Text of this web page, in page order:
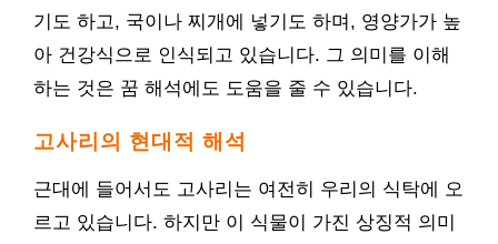
기도 하고, 국이나 찌개에 넣기도 하며, 영양가가 높
아 건강식으로 인식되고 있습니다. 그 의미를 이해
하는 것은 꿈 해석에도 도움을 줄 수 있습니다.
고사리의 현대적 해석
근대에 들어서도 고사리는 여전히 우리의 식탁에 오
르고 있습니다. 하지만 이 식물이 가진 상징적 의미